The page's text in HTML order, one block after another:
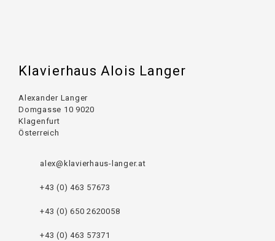
Klavierhaus Alois Langer
Alexander Langer
Domgasse 10 9020
Klagenfurt
Österreich
alex@klavierhaus-langer.at
+43 (0) 463 57673
+43 (0) 650 2620058
+43 (0) 463 57371